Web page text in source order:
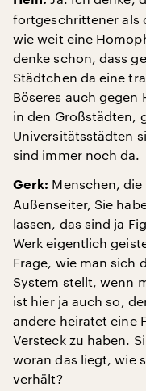
fortgeschrittener als
wie weit eine
denke schon, dass
Städtchen da eine
Böseres auch gegen
in den Großstädten,
Universitätsstädten
sind immer noch da.
Gerk: Menschen, die
Außenseiter, Sie
lassen, das sind ja
Werk eigentlich
Frage, wie man sich
System stellt, wenn
ist hier ja auch so,
andere heiratet eine
Versteck zu haben.
woran das liegt, wie
verhält?